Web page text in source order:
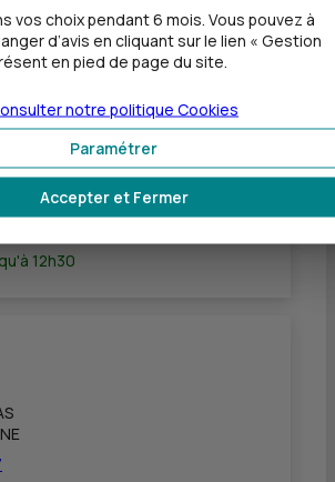
les plus proches
LYS
SALENGRO
12h30
vos choix pendant 6 mois. Vous pouvez à
d’avis en cliquant sur le lien « Gestion
en pied de page du site.
Accepter et Fermer
Paramétrer
notre politique Cookies